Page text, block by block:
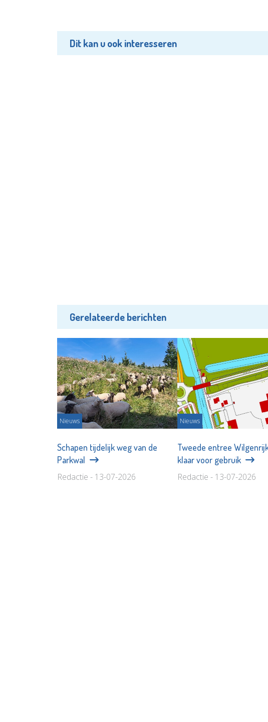
Dit kan u ook interesseren
Gerelateerde berichten
Nieuws
Schapen tijdelijk weg van de
Parkwal
Redactie - 13-07-2026
Nieuws
Tweede entree
klaar voor gebruik
Redactie - 13-07-2026